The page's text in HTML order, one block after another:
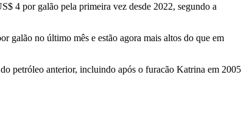
4 por galão pela primeira vez desde 2022, segundo a
galão no último mês e estão agora mais altos do que em
petróleo anterior, incluindo após o furacão Katrina em 2005